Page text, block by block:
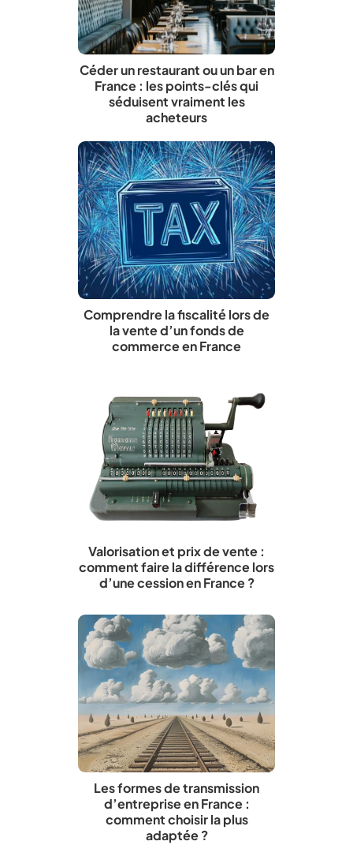
Céder un restaurant ou un bar en
France : les points-clés qui
séduisent vraiment les
acheteurs
Comprendre la fiscalité lors de
la vente d’un fonds de
commerce en France
Valorisation et prix de vente :
comment faire la différence lors
d’une cession en France ?
Les formes de transmission
d’entreprise en France :
comment choisir la plus
adaptée ?